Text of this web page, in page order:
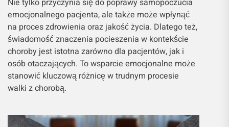
emocjonalnego pacjenta, ale także może wpłynąć
na proces zdrowienia oraz jakość życia. Dlatego też,
świadomość znaczenia pocieszenia w kontekście
choroby jest istotna zarówno dla pacjentów, jak i
osób otaczających. To wsparcie emocjonalne może
stanowić kluczową różnicę w trudnym procesie
walki z chorobą.